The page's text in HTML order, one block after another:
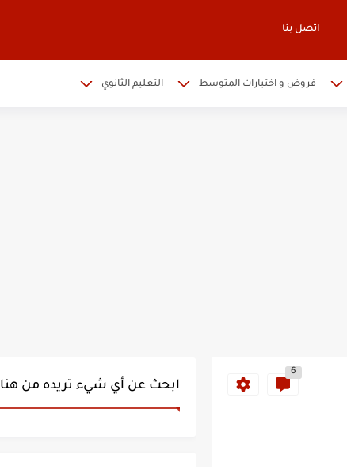
اتصل بنا
فروض و اختبارات المتوسط التعليم الثانوي
6
ابحث عن أي شيء تريده من هنا